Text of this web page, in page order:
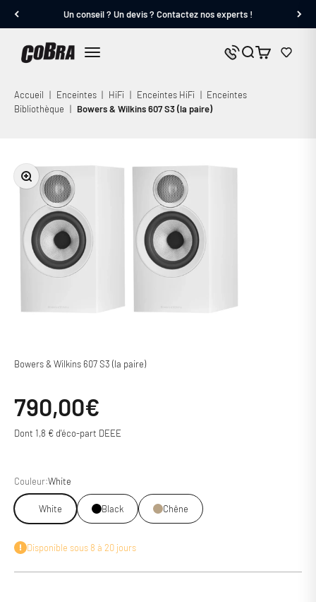
Un conseil ? Un devis ? Contactez nos experts !
Cobra.fr
Nous contacter
Panier
Accueil | Enceintes | HiFi | Enceintes HiFi | Enceintes
Bibliothèque | Bowers & Wilkins 607 S3 (la paire)
Zoomer sur l'image
Bowers & Wilkins 607 S3 (la paire)
Prix de vente
790,00€
Dont 1,8 € d'éco-part DEEE
Couleur:White
White Black Chêne
Disponible sous 8 à 20 jours